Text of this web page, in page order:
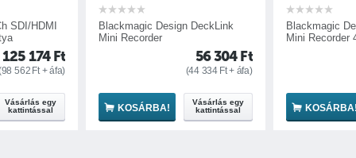
Design DeckLink
56 304
(44 334
Vásárlás egy
kattintással
Blackmagic Design DeckLink
Mini Recorder 4K
85 155
(67 051
KOSÁRBA!
Vásárlás egy
kattintással
4K